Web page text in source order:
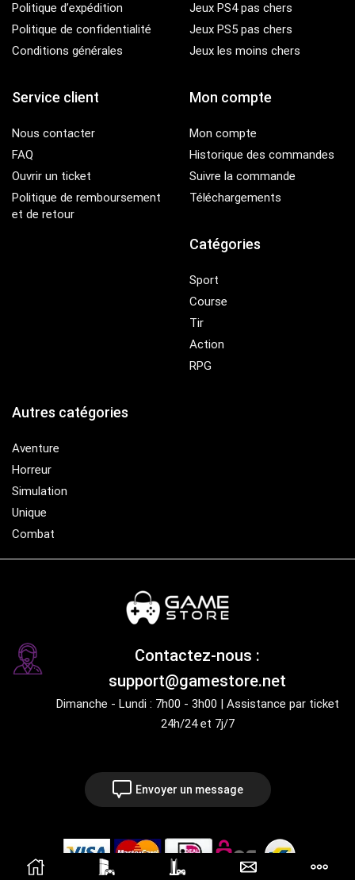
Politique d’expédition
Politique de confidentialité
Conditions générales
Jeux PS4 pas chers
Jeux PS5 pas chers
Jeux les moins chers
Service client
Nous contacter
FAQ
Ouvrir un ticket
Politique de remboursement
et de retour
Mon compte
Mon compte
Historique des commandes
Suivre la commande
Téléchargements
Catégories
Sport
Course
Tir
Action
RPG
Autres catégories
Aventure
Horreur
Simulation
Unique
Combat
Contactez-nous :
support@gamestore.net
Dimanche - Lundi : 7h00 - 3h00 | Assistance par ticket
24h/24 et 7j/7
Envoyer un message